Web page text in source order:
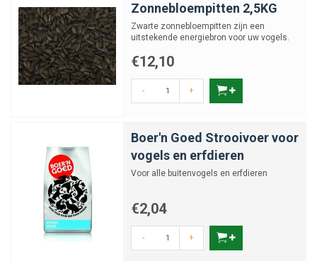
Zonnebloempitten 2,5KG
Zwarte zonnebloempitten zijn een
uitstekende energiebron voor uw vogels.
€12,10
- +
Boer'n Goed Strooivoer voor
vogels en erfdieren
Voor alle buitenvogels en erfdieren
€2,04
- +